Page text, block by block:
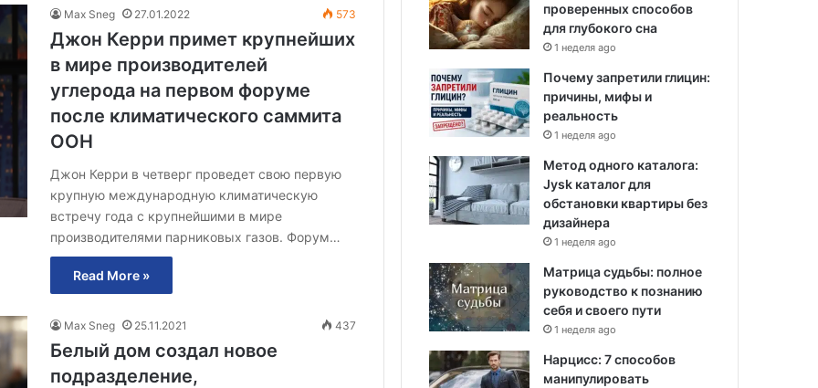
Max Sneg 27.01.2022 573
Джон Керри примет крупнейших
в мире производителей
углерода на первом форуме
после климатического саммита
ООН
Джон Керри в четверг проведет свою первую
крупную международную климатическую
встречу года с крупнейшими в мире
производителями парниковых газов. Форум…
Read More »
Max Sneg 25.11.2021 437
Белый дом создал новое
подразделение,
проверенных способов
для глубокого сна
1 неделя ago
Почему запретили глицин:
причины, мифы и
реальность
1 неделя ago
Метод одного каталога:
Jysk каталог для
обстановки квартиры без
дизайнера
1 неделя ago
Матрица судьбы: полное
руководство к познанию
себя и своего пути
1 неделя ago
Нарцисс: 7 способов
манипулировать